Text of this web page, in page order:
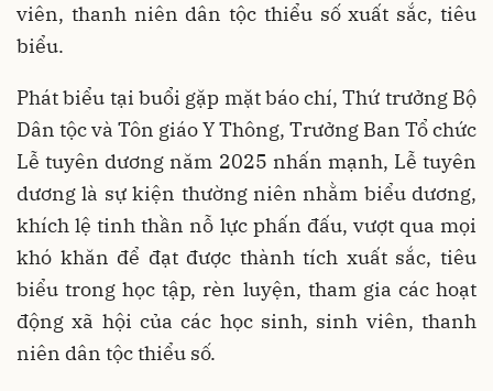
viên, thanh niên dân tộc thiểu số xuất sắc, tiêu
biểu.
Phát biểu tại buổi gặp mặt báo chí, Thứ trưởng Bộ
Dân tộc và Tôn giáo Y Thông, Trưởng Ban Tổ chức
Lễ tuyên dương năm 2025 nhấn mạnh, Lễ tuyên
dương là sự kiện thường niên nhằm biểu dương,
khích lệ tinh thần nỗ lực phấn đấu, vượt qua mọi
khó khăn để đạt được thành tích xuất sắc, tiêu
biểu trong học tập, rèn luyện, tham gia các hoạt
động xã hội của các học sinh, sinh viên, thanh
niên dân tộc thiểu số.